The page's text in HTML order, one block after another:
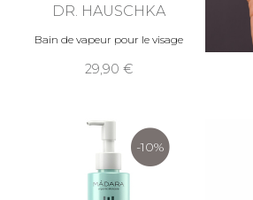
DR. HAUSCHKA
Bain de vapeur pour le visage
29,90
-10%